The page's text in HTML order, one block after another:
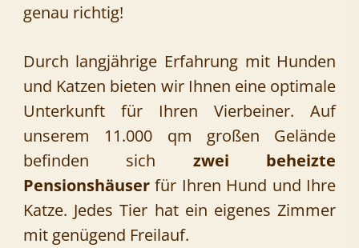
genau richtig!
Durch langjährige Erfahrung mit Hunden
und Katzen bieten wir Ihnen eine optimale
Unterkunft für Ihren Vierbeiner. Auf
unserem 11.000 qm großen Gelände
befinden sich zwei beheizte
Pensionshäuserfür Ihren Hund und Ihre
Katze. Jedes Tier hat ein eigenes Zimmer
mit genügend Freilauf.